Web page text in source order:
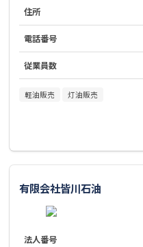
住所
電話番号
従業員数
軽油販売 灯油販売
有限会社皆川石油
法人番号